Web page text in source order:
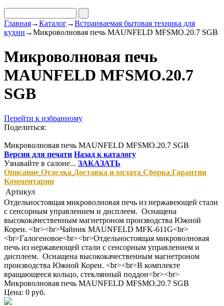
Главная→Каталог→Встраиваемая бытовая техника для
кухни →Микроволновая печь MAUNFELD MFSMO.20.7 SGB
Микроволновая печь
MAUNFELD MFSMO.20.7
SGB
Перейти к избранному
Поделиться:
Микроволновая печь MAUNFELD MFSMO.20.7 SGB
Версия для печати Назад к каталогу
Узнавайте в салоне... ЗАКАЗАТЬ
Описание Отделка Доставка и оплата Сборка Гарантии
Комментарии
Артикул
Отдельностоящая микроволновая печь из нержавеющей стали
с сенсорным управлением и дисплеем. Оснащена
высококачественным магнетроном производства Южной
Кореи. <br><br>Чайник MAUNFELD MFK-611G<br>
<br>Галогеновое<br><br>Отдельностоящая микроволновая
печь из нержавеющей стали с сенсорным управлением и
дисплеем. Оснащена высококачественным магнетроном
производства Южной Кореи. <br><br>В комплекте
вращающееся кольцо, стеклянный поддон<br><br>
Микроволновая печь MAUNFELD MFSMO.20.7 SGB
Цена: 0 руб.